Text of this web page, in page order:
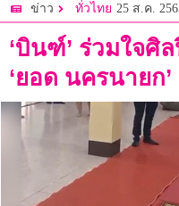
ข่าว ทั่วไทย 25 ส.ค.
‘บินฑ์’ ร่วมใจศิ
‘ยอด นครนายก’